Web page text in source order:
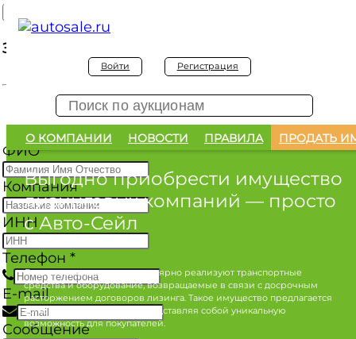
Войти Регистрация
О КОМПАНИИ НОВОСТИ ПРАВИЛА ПРОДАТЬ
Выгодно приобрести имущество
лизинговых компаний — просто
с Авто-Сейл
Лизинговые компании регулярно реализуют транспортные
средства и оборудование, возвращаемые в связи с досрочным
расторжением договоров лизинга. Такое имущество предлагается
по конкурентным ценам, представляя собой уникальную
возможность для покупателей.
Заявка на покупку
Заявка на покупку изъятого а/м
ФИО*
Компания
ИНН
Телефон *
E-mail
Сообщение